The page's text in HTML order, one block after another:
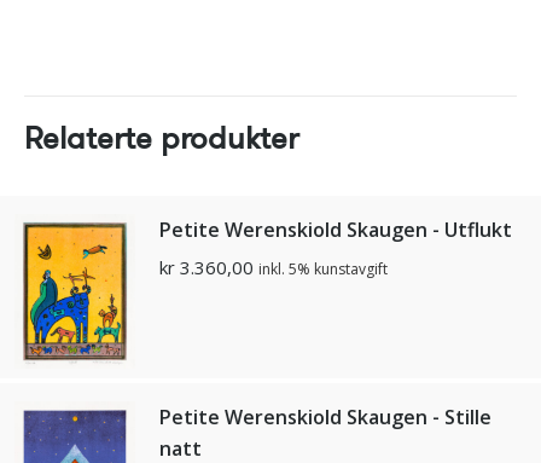
Relaterte produkter
Petite Werenskiold Skaugen - Utflukt
kr 3.360,00 inkl. 5% kunstavgift
Petite Werenskiold Skaugen - Stille
natt